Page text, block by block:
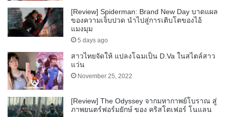
[Review] Spiderman: Brand New Day บาดแผล
ของความเจ็บปวด นำไปสู่การเติบโตของไอ้
แมงมุม
5 days ago
สาวไทยจัดให้ แปลงโฉมเป็น D.Va ในสไตล์สาว
แว่น
November 25, 2022
[Review] The Odyssey จากมหากาพย์โบราณ สู่
ภาพยนตร์ฟอร์มยักษ์ ของ คริสโตเฟอร์ โนแลน